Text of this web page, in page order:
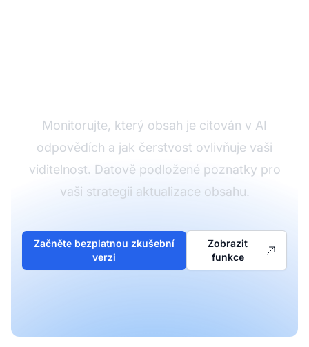
Monitorujte, který obsah je citován v AI
odpovědích a jak čerstvost ovlivňuje vaši
viditelnost. Datově podložené poznatky pro
vaši strategii aktualizace obsahu.
Začněte bezplatnou zkušební
verzi
Zobrazit
funkce